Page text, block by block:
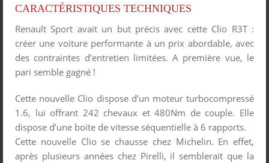
CARACTÉRISTIQUES TECHNIQUES
Renault Sport avait un but précis avec cette Clio R3T :
créer une voiture performante à un prix abordable, avec
des contraintes d’entretien limitées. A première vue, le
pari semble gagné !
Cette nouvelle Clio dispose d’un moteur turbocompressé
1.6, lui offrant 242 chevaux et 480Nm de couple. Elle
dispose d’une boite de vitesse séquentielle à 6 rapports.
Cette nouvelle Clio se chausse chez Michelin. En effet,
après plusieurs années chez Pirelli, il semblerait que la